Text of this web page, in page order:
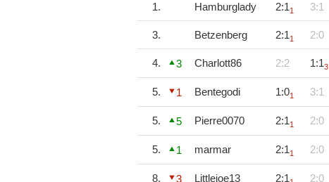
1. Hamburglady 2:11 3:1
3. Betzenberg 2:11 2:0
4. 3 Charlott86 2:2 1:13
5. 1 Bentegodi 1:01 3:1
5. 5 Pierre0070 2:11 2:0
5. 1 marmar 2:11 2:0
8. 3 Littlejoe13 2:1 2:0